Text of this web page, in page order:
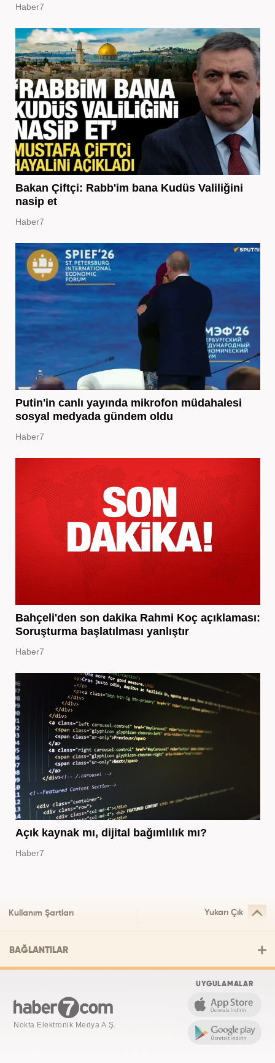
Haber7
Bakan Çiftçi: Rabb'im bana Kudüs Valiliğini
nasip et
Haber7
Putin'in canlı yayında mikrofon müdahalesi
sosyal medyada gündem oldu
Haber7
Bahçeli'den son dakika Rahmi Koç açıklaması:
Soruşturma başlatılması yanlıştır
Haber7
Açık kaynak mı, dijital bağımlılık mı?
Haber7
Kullanım Şartları Yukarı Çık
BAĞLANTILAR
Nokta Elektronik Medya A.Ş.
UYGULAMALAR